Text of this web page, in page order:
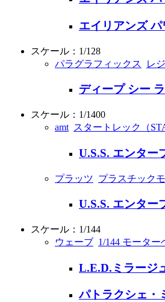
エイリアンズ
スケール：1/128
パラグラフィックス
レ
ディープ シー
スケール：1/1400
amt スタートレック（
U.S.S. エンター
プラッツ プラスチック
U.S.S. エンター
スケール：1/144
ウェーブ 1/144 モーター
L.E.D.ミラージ
パトラクシェ・